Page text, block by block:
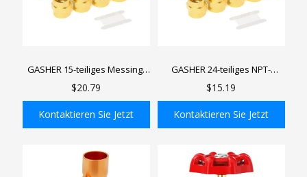
In den Einkaufswagen
GASHER 15-teiliges Messing-
Rohrverschraubung,
Sechskantnippel,
Sechskantkupplung 1/2 Zoll
$20.79
Kontaktieren Sie Jetzt
GASHER 24-teiliges NPT-
Messingrohrfittings,
Sechskantkupplung, 90-Grad-
Barstock-Straßenbogen-
$15.19
Kontaktieren Sie Jetzt